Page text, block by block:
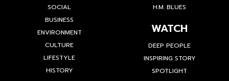
SOCIAL
BUSINESS
ENVIRONMENT
CULTURE
LIFESTYLE
HISTORY
H.M. BLUES
WATCH
DEEP PEOPLE
INSPIRING STORY
SPOTLIGHT